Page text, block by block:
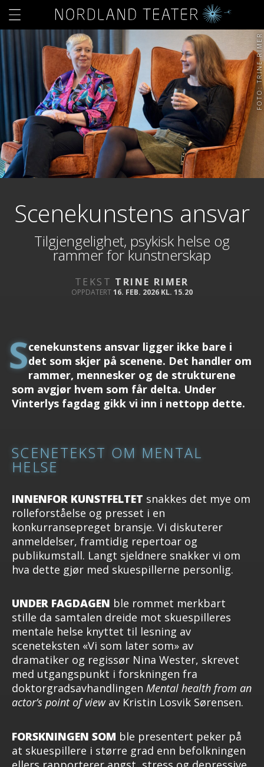
FOTO: TRINE RIMER
Scenekunstens ansvar
Tilgjengelighet, psykisk helse og
rammer for kunstnerskap
TEKST TRINE RIMER
OPPDATERT16. FEB. 2026 KL. 15.20
Scenekunstens ansvar ligger ikke bare i
det som skjer på scenene. Det handler om
rammer, mennesker og de strukturene
som avgjør hvem som får delta. Under
Vinterlys fagdag gikk vi inn i nettopp dette.
SCENETEKST OM MENTAL
HELSE
INNENFOR KUNSTFELTET snakkes det mye om
rolleforståelse og presset i en
konkurransepreget bransje. Vi diskuterer
anmeldelser, framtidig repertoar og
publikumstall. Langt sjeldnere snakker vi om
hva dette gjør med skuespillerne personlig.
UNDER FAGDAGEN ble rommet merkbart
stille da samtalen dreide mot skuespilleres
mentale helse knyttet til lesning av
sceneteksten «Vi som later som» av
dramatiker og regissør Nina Wester, skrevet
med utgangspunkt i forskningen fra
doktorgradsavhandlingen Mental health from an
actor’s point of viewav Kristin Losvik Sørensen.
FORSKNINGEN SOM ble presentert peker på
at skuespillere i større grad enn befolkningen